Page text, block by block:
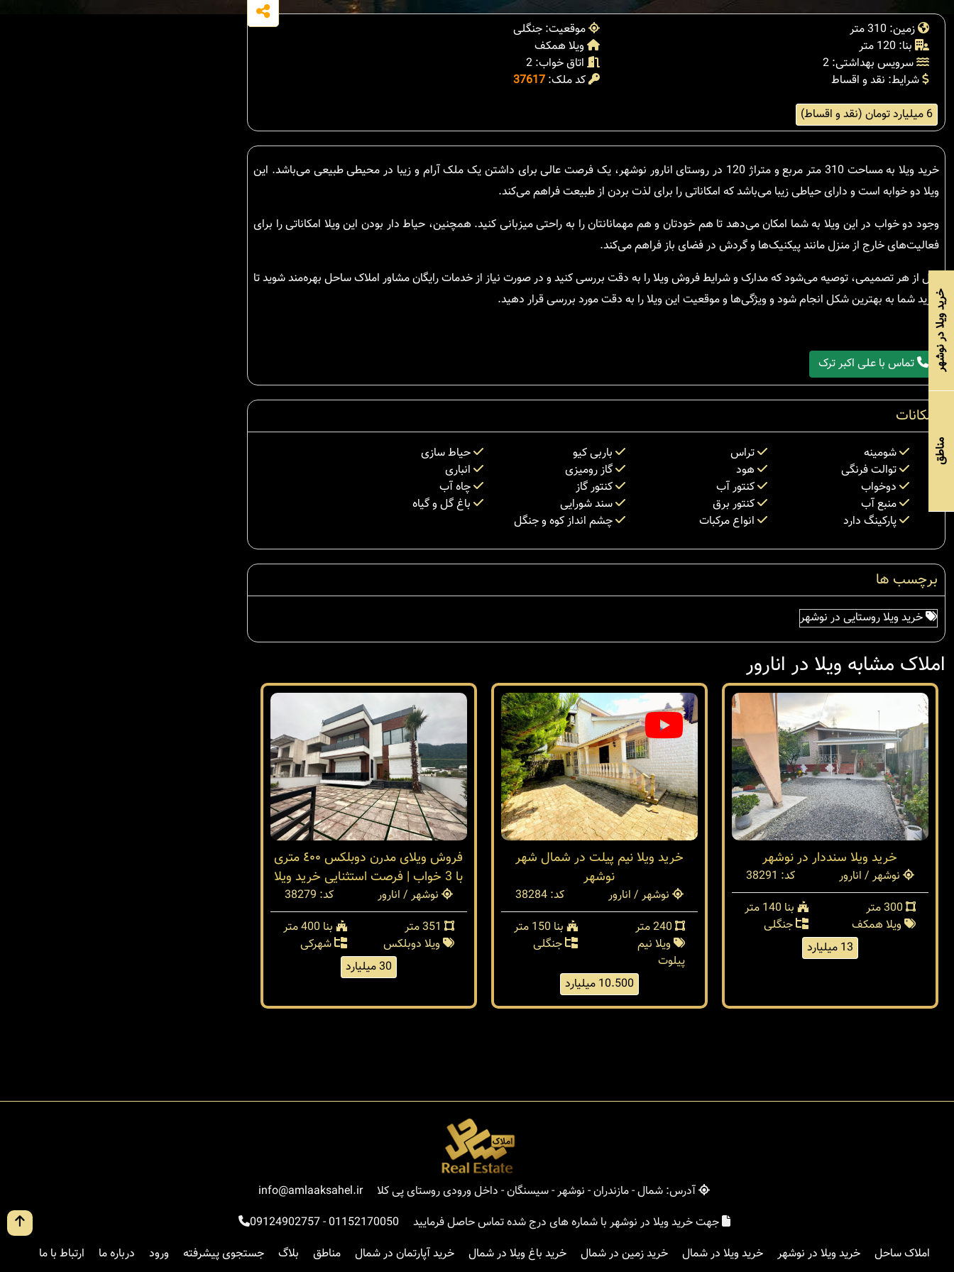
زمین: 310 متر
موقعیت: جنگلی
بنا: 120 متر
ویلا همکف
سرویس بهداشتی: 2
اتاق خواب: 2
شرایط: نقد و اقساط
کد ملک: 37617
6 میلیارد تومان (نقد و اقساط)
خرید ویلا به مساحت 310 متر مربع و متراژ 120 در روستای انارور نوشهر، یک فرصت عالی برای داشتن یک ملک آرام و زیبا در محیطی طبیعی می‌باشد. این
ویلا دو خوابه است و دارای حیاطی زیبا می‌باشد که امکاناتی را برای لذت بردن از طبیعت فراهم می‌کند.
وجود دو خواب در این ویلا به شما امکان می‌دهد تا هم خودتان و هم مهمانانتان را به راحتی میزبانی کنید. همچنین، حیاط دار بودن این ویلا امکاناتی را برای
فعالیت‌های خارج از منزل مانند پیکنیک‌ها و گردش در فضای باز فراهم می‌کند.
قبل از هر تصمیمی، توصیه می‌شود که مدارک و شرایط فروش ویلا را به دقت بررسی کنید و در صورت نیاز از خدمات رایگان مشاور املاک ساحل بهره‌مند شوید تا
خرید شما به بهترین شکل انجام شود و ویژگی‌ها و موقعیت این ویلا را به دقت مورد بررسی قرار دهید.
تماس با علی اکبر ترک
امکانات
شومینه تراس باربی کیو
حیاط سازی
توالت فرنگی
هود گاز رومیزی
انباری
دوخواب
کنتور آب کنتور گاز
چاه آب
منبع آب
کنتور برق سند شورایی
باغ گل و گیاه
پارکینگ دارد
انواع مرکبات چشم انداز کوه و جنگل
برچسب ها
خرید ویلا روستایی در نوشهر
املاک مشابه ویلا در انارور
خرید ویلا سنددار در نوشهر
نوشهر / انارور
کد: 38291
بنا 140 متر
ویلا همکف
جنگلی
13 میلیارد
خرید ویلا نیم پیلت در شمال شهر
نوشهر
نوشهر / انارور
کد: 38284
بنا 150 متر
ویلا نیم
پیلوت
جنگلی
10.500 میلیارد
فروش ویلای مدرن دوبلکس ٤٠٠ متری
با 3 خواب | فرصت استثنایی خرید ویلا
نوشهر / انارور
کد: 38279
بنا 400 متر
ویلا دوبلکس
شهرکی
30 میلیارد
آدرس: شمال - مازندران - نوشهر - سیسنگان - داخل ورودی روستای پی کلا
info@amlaaksahel.ir
جهت خرید ویلا در نوشهر با شماره های درج شده تماس حاصل فرمایید
01152170050
-
09124902757
املاک ساحل
خرید ویلا در نوشهر خرید ویلا در شمال خرید زمین در شمال خرید باغ ویلا در شمال خرید آپارتمان در شمال مناطق بلاگ جستجوی پیشرفته ورود درباره ما ارتباط با ما
خرید ویلا در نوشهر
مناطق